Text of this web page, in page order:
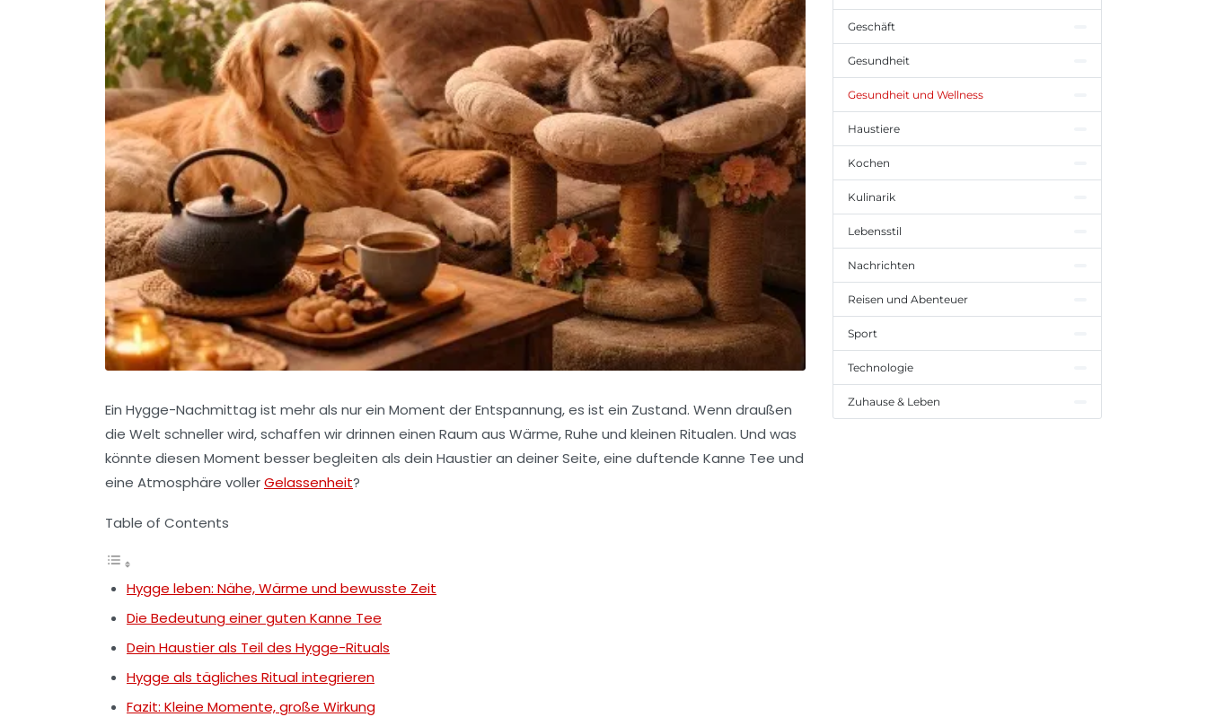
Ein Hygge-Nachmittag ist mehr als nur ein Moment der Entspannung, es ist ein Zustand. Wenn draußen
die Welt schneller wird, schaffen wir drinnen einen Raum aus Wärme,Ruhe und kleinen Ritualen. Und was
könnte diesen Moment besser begleiten als dein Haustier an deiner Seite, eine duftende Kanne Tee und
eine Atmosphäre vollerGelassenheit?
Table of Contents
Hygge leben: Nähe, Wärme und bewusste Zeit
Die Bedeutung einer guten Kanne Tee
Dein Haustier als Teil des Hygge-Rituals
Hygge als tägliches Ritual integrieren
Fazit: Kleine Momente, große Wirkung
Geschäft
Gesundheit
Gesundheit und Wellness
Haustiere
Kochen
Kulinarik
Lebensstil
Nachrichten
Reisen und Abenteuer
Sport
Technologie
Zuhause & Leben